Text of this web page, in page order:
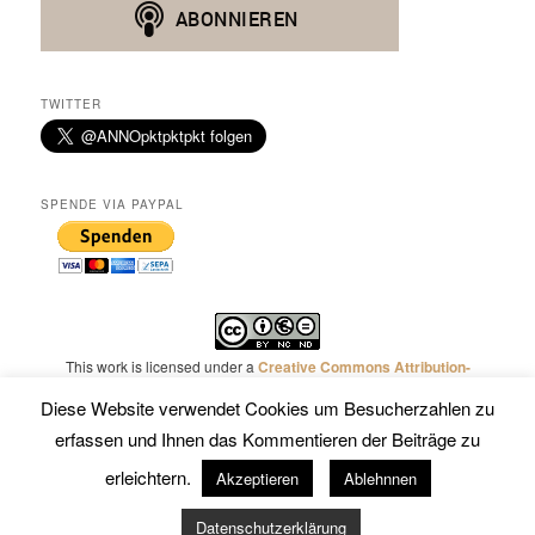
TWITTER
SPENDE VIA PAYPAL
This work is licensed under a Creative Commons Attribution-
Mit Stolz präsentiert von WordPress
Diese Website verwendet Cookies um Besucherzahlen zu
erfassen und Ihnen das Kommentieren der Beiträge zu
erleichtern.
Akzeptieren Ablehnnen
Datenschutzerklärung